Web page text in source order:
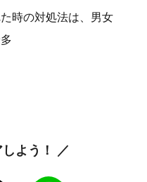
時の対処法は、男女
よう！ ／